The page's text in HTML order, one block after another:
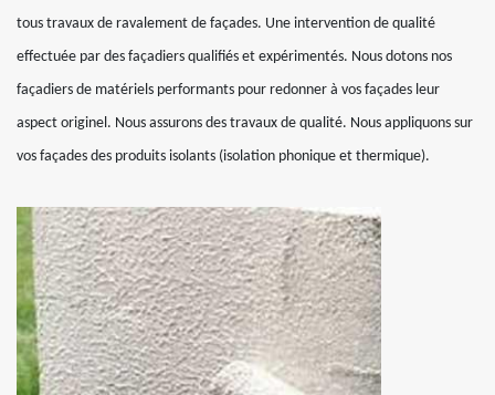
tous travaux de ravalement de façades. Une intervention de qualité
effectuée par des façadiers qualifiés et expérimentés. Nous dotons nos
façadiers de matériels performants pour redonner à vos façades leur
aspect originel. Nous assurons des travaux de qualité. Nous appliquons sur
vos façades des produits isolants (isolation phonique et thermique).